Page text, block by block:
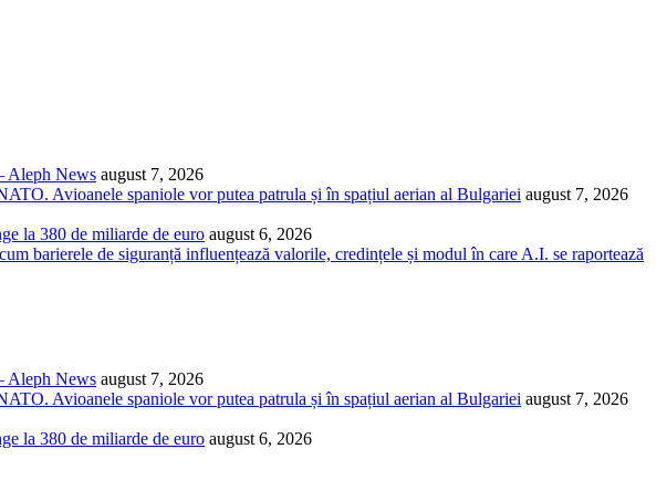
Aleph News august 7, 2026
Avioanele spaniole vor putea patrula și în spațiul aerian al Bulgariei august 7, 2026
la 380 de miliarde de euro august 6, 2026
barierele de siguranță influențează valorile, credințele și modul în care A.I. se raportează
Aleph News august 7, 2026
Avioanele spaniole vor putea patrula și în spațiul aerian al Bulgariei august 7, 2026
la 380 de miliarde de euro august 6, 2026